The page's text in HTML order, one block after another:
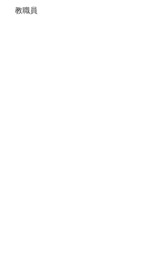
教職員